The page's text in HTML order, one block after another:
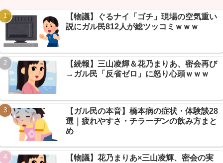
Powered by livedoor 相互RSS
結果が笑えるｗｗｗ
NEW!
【保存版】電源タップの寿命は3〜5年→なんG民「20年放置」
続々でガチ勢が戦慄ｗｗｗ
【悲報】毒・細菌兵器でハンターハンター王子全滅ｗｗｗ念能力
バトル終了？→毒が最強www NEW!
【速報】秋田県、UAE2兆円投資のAIデータセンター誘致へ→県
予算3年分超ｗｗｗ
NEW!
【悲報】免許取り立て大学生、AT限定煽るも→40万かけてペーパ
ードライバーだったｗｗｗ
Powered by livedoor 相互RSS
【物議】ぐるナイ「ゴチ」現場の空気重い
説にガル民812人が総ツッコミｗｗｗ
【続報】三山凌輝＆花乃まりあ、密会再び
→ガル民「反省ゼロ」に怒り心頭ｗｗｗ
【ガル民の本音】橋本病の症状・体験談28
選｜疲れやすさ・チラーヂンの飲み方まと
め
【物議】花乃まりあ×三山凌輝、密会の実